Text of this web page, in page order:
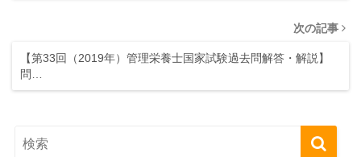
次の記事
【第33回（2019年）管理栄養士国家試験過去問解答・解説】
問…